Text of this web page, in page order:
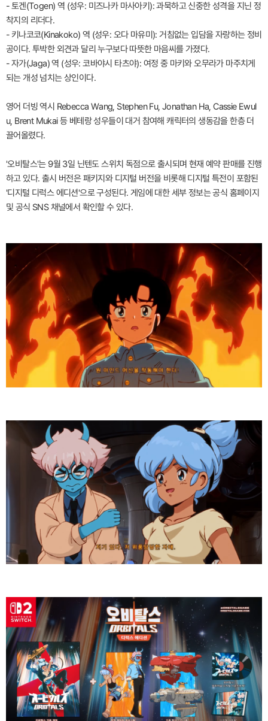
- 토겐(Togen) 역 (성우: 미즈나카 마사아키): 과묵하고 신중한 성격을 지닌 정
착지의 리더다.
- 키나코코(Kinakoko) 역 (성우: 오다 마유미): 거침없는 입담을 자랑하는 정비
공이다. 투박한 외견과 달리 누구보다 따뜻한 마음씨를 가졌다.
- 자가(Jaga) 역 (성우: 코바야시 타츠야): 여정 중 마키와 오무라가 마주치게
되는 개성 넘치는 상인이다.
영어 더빙 역시 Rebecca Wang, Stephen Fu, Jonathan Ha, Cassie Ewul
u, Brent Mukai 등 베테랑 성우들이 대거 참여해 캐릭터의 생동감을 한층 더
끌어올렸다.
'오비탈스'는 9월 3일 닌텐도 스위치 독점으로 출시되며 현재 예약 판매를 진행
하고 있다. 출시 버전은 패키지와 디지털 버전을 비롯해 디지털 특전이 포함된
'디지털 디럭스 에디션'으로 구성된다. 게임에 대한 세부 정보는 공식 홈페이지
및 공식 SNS 채널에서 확인할 수 있다.